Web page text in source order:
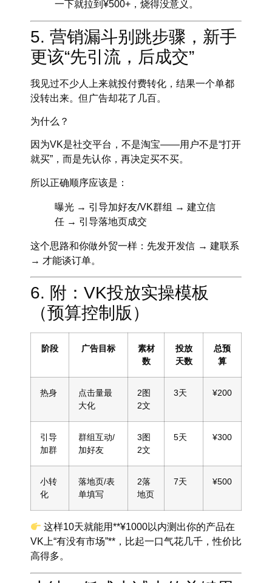
一下就拉到¥500+，烧得没意义。
5. 营销漏斗别跳步骤，新手
更该“先引流，后成交”
我见过不少人上来就投付费转化，结果一个单都
没转出来。但广告却花了几百。
为什么？
因为VK是社交平台，不是淘宝——用户不是“打开
就买”，而是先认你，再决定买不买。
所以正确顺序应该是：
曝光 → 引导加好友/VK群组 → 建立信
任 → 引导落地页成交
这个思路和你做外贸一样：先发开发信 → 建联系
→ 才能谈订单。
6. 附：VK投放实操模板
（预算控制版）
阶段 广告目标
素材
数
投放
天数
总预
算
热身
点击量最
大化
2图
2文
3天 ¥200
引导
加群
群组互动/
加好友
3图
2文
5天 ¥300
小转
化
落地页/表
单填写
2落
地页
7天 ¥500
这样10天就能用**¥1000以内测出你的产品在
VK上“有没有市场”**，比起一口气花几千，性价比
高得多。